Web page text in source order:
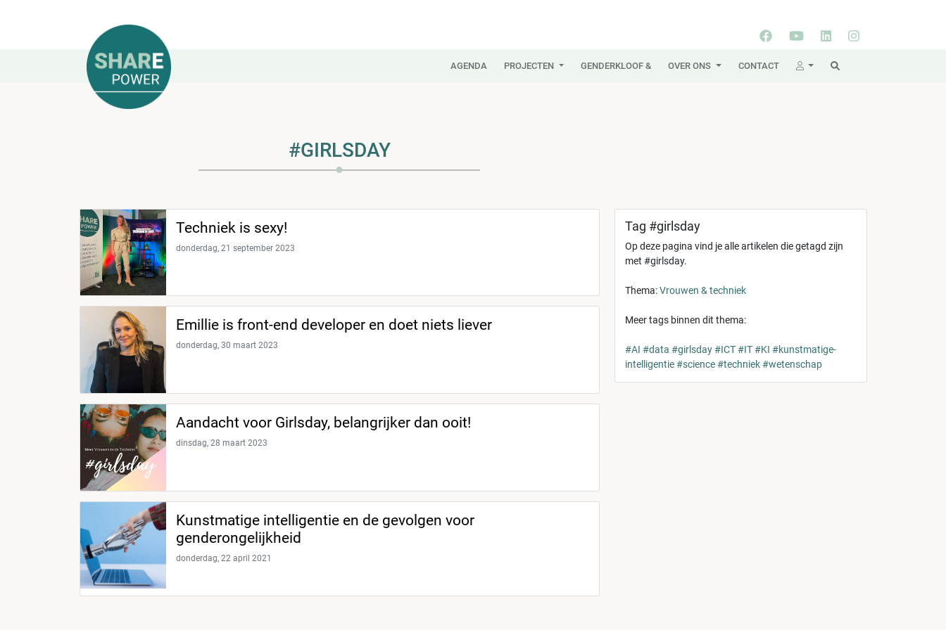
AGENDA PROJECTEN GENDERKLOOF & OVER ONS CONTACT
#GIRLSDAY
Techniek is sexy!
donderdag, 21 september 2023
Emillie is front-end developer en doet niets liever
donderdag, 30 maart 2023
Aandacht voor Girlsday, belangrijker dan ooit!
dinsdag, 28 maart 2023
Kunstmatige intelligentie en de gevolgen voor
genderongelijkheid
donderdag, 22 april 2021
Tag #girlsday
Op deze pagina vind je alle artikelen die getagd zijn
met #girlsday.
Thema:Vrouwen & techniek
Meer tags binnen dit thema:
#AI #data #girlsday #ICT #IT #KI #kunstmatige-
intelligentie #science #techniek #wetenschap